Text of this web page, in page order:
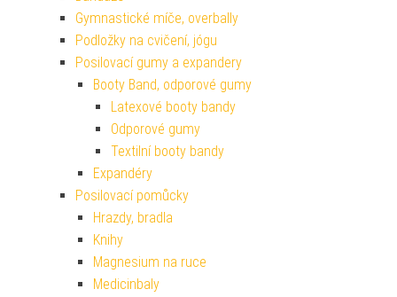
Gymnastické míče, overbally
Podložky na cvičení, jógu
Posilovací gumy a expandery
Booty Band, odporové gumy
Latexové booty bandy
Odporové gumy
Textilní booty bandy
Expandéry
Posilovací pomůcky
Hrazdy, bradla
Knihy
Magnesium na ruce
Medicinbaly